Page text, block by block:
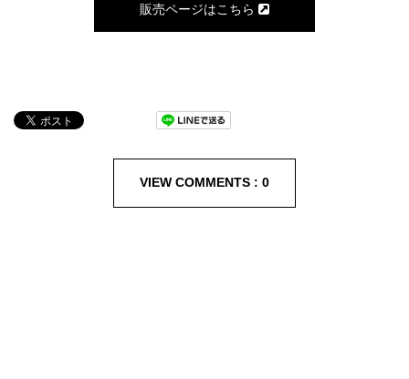
販売ページはこちら
VIEW COMMENTS : 0